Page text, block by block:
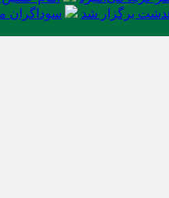
برگزار شد
سوداگران